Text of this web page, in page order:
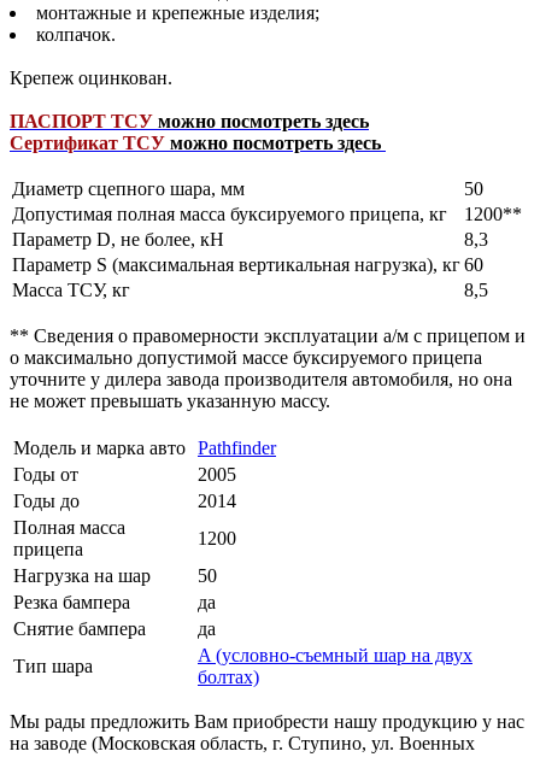
монтажные и крепежные изделия;
колпачок.
Крепеж оцинкован.
ПАСПОРТ ТСУ можно посмотреть здесь
Сертификат ТСУ можно посмотреть здесь
Диаметр сцепного шара, мм
50
Допустимая полная масса буксируемого прицепа, кг
1200**
Параметр D, не более, кН
8,3
Параметр S (максимальная вертикальная нагрузка), кг60
Масса ТСУ, кг
8,5
** Сведения о правомерности эксплуатации а/м с прицепом и
о максимально допустимой массе буксируемого прицепа
уточните у дилера завода производителя автомобиля, но она
не может превышать указанную массу.
Модель и марка авто Pathfinder
Годы от
2005
Годы до
2014
Полная масса
прицепа
1200
Нагрузка на шар
50
Резка бампера
да
Снятие бампера
да
Тип шара
A (условно-съемный шар на двух
болтах)
Мы рады предложить Вам приобрести нашу продукцию у нас
на заводе (Московская область, г. Ступино, ул. Военных